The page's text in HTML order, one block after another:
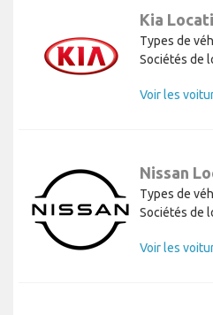
Kia
Types de
Sociétés de
Voir les
Nissan
Types de
Sociétés de
Voir les